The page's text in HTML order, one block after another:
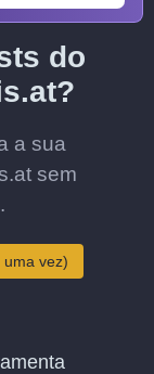
do
a sua
sem
uma vez)